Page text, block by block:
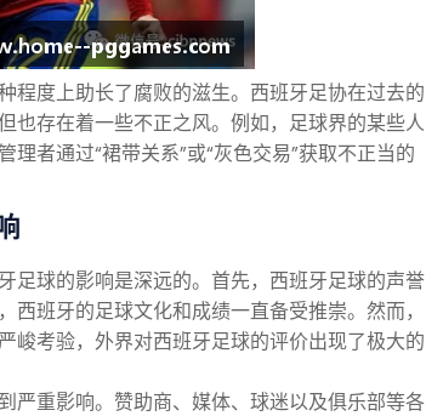
程度上助长了腐败的滋生。西班牙足协在过去的
也存在着一些不正之风。例如，足球界的某些人
者通过“裙带关系”或“灰色交易”获取不正当的
足球的影响是深远的。首先，西班牙足球的声誉
班牙的足球文化和成绩一直备受推崇。然而，
峻考验，外界对西班牙足球的评价出现了极大的
严重影响。赞助商、媒体、球迷以及俱乐部等各